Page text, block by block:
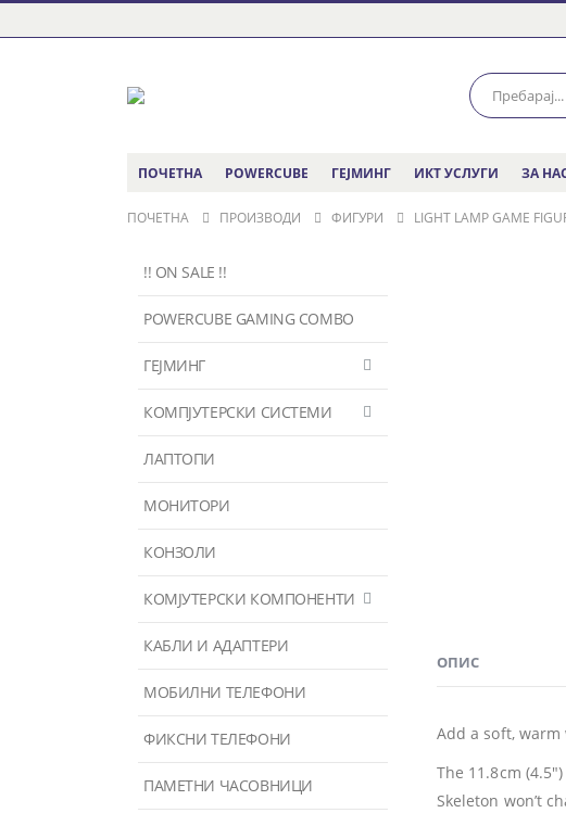
ПОЧЕТНА POWERCUBE ГЕЈМИНГ ИКТ УСЛУГИ ЗА
ПОЧЕТНА ПРОИЗВОДИ ФИГУРИ LIGHT LAMP GAME
ОПИС
Add a soft,
The 11.8cm
Skeleton won’t
!! ON SALE !!
POWERCUBE GAMING COMBO
ГЕЈМИНГ
КОМПЈУТЕРСКИ СИСТЕМИ
ЛАПТОПИ
МОНИТОРИ
КОНЗОЛИ
КОМЈУТЕРСКИ КОМПОНЕНТИ
КАБЛИ И АДАПТЕРИ
МОБИЛНИ ТЕЛЕФОНИ
ФИКСНИ ТЕЛЕФОНИ
ПАМЕТНИ ЧАСОВНИЦИ